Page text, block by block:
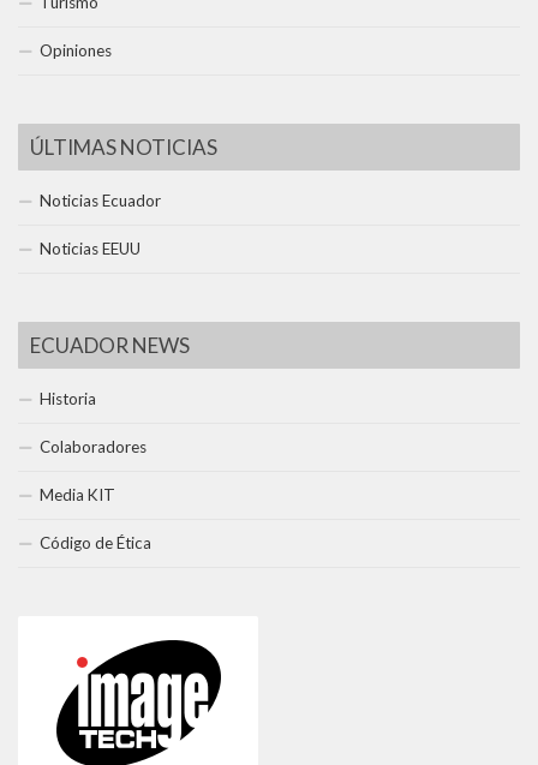
Opiniones
ÚLTIMAS NOTICIAS
Noticias Ecuador
Noticias EEUU
ECUADOR NEWS
Historia
Colaboradores
Media KIT
Código de Ética